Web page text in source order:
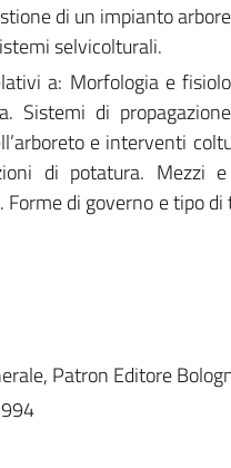
di un impianto
selvicolturali.
a: Morfologia e
Sistemi di
e interventi
di potatura. Mezzi
di governo e tipo
Patron Editore